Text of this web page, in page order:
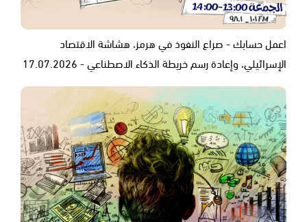
اعمل حسابك - صراع النفوذ في هرمز، هشاشة الاقتصاد
الإسرائيلي، وإعادة رسم خريطة الذكاء الاصطناعي - 17.07.2026